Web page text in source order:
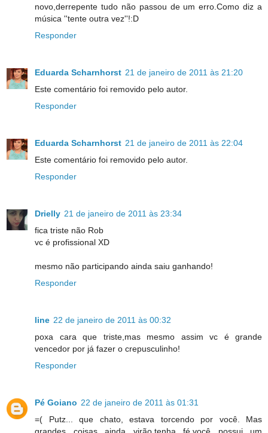
novo,derrepente tudo não passou de um erro.Como diz a
música ''tente outra vez''!:D
Responder
Eduarda Scharnhorst 21 de janeiro de 2011 às 21:20
Este comentário foi removido pelo autor.
Responder
Eduarda Scharnhorst 21 de janeiro de 2011 às 22:04
Este comentário foi removido pelo autor.
Responder
Drielly 21 de janeiro de 2011 às 23:34
fica triste não Rob
vc é profissional XD
mesmo não participando ainda saiu ganhando!
Responder
line 22 de janeiro de 2011 às 00:32
poxa cara que triste,mas mesmo assim vc é grande
vencedor por já fazer o crepusculinho!
Responder
Pé Goiano 22 de janeiro de 2011 às 01:31
=( Putz... que chato, estava torcendo por você. Mas
grandes coisas ainda virão,tenha fé,você possui um